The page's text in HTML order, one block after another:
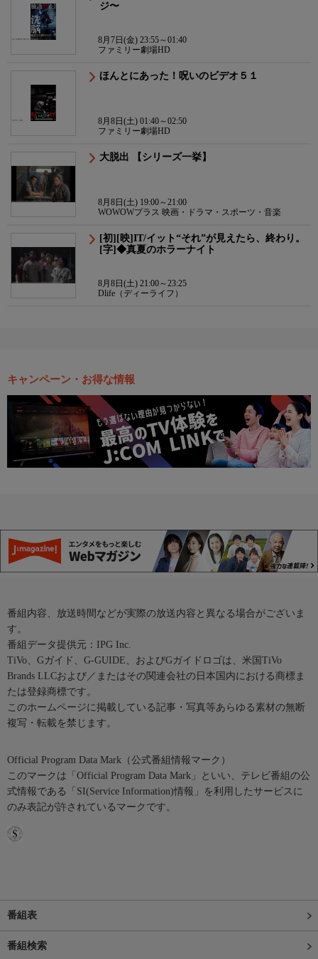
ジ〜
8月7日(金) 23:55～01:40
ファミリー劇場HD
ほんとにあった！呪いのビデオ５１
8月8日(土) 01:40～02:50
ファミリー劇場HD
大脱出 【シリーズ一挙】
8月8日(土) 19:00～21:00
WOWOWプラス 映画・ドラマ・スポーツ・音楽
[初][映]IT/イット“それ”が見えたら、終わり。
[字]◆真夏のホラーナイト
8月8日(土) 21:00～23:25
Dlife（ディーライフ）
キャンペーン・お得な情報
番組内容、放送時間などが実際の放送内容と異なる場合がございま
す。
番組データ提供元：IPG Inc.
TiVo、Gガイド、G-GUIDE、およびGガイドロゴは、米国TiVo
Brands LLCおよび／またはその関連会社の日本国内における商標ま
たは登録商標です。
このホームページに掲載している記事・写真等あらゆる素材の無断
複写・転載を禁じます。
Official Program Data Mark（公式番組情報マーク）
このマークは「Official Program Data Mark」といい、テレビ番組の公
式情報である「SI(Service Information)情報」を利用したサービスに
のみ表記が許されているマークです。
番組表
番組検索